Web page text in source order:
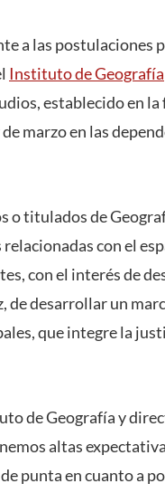
a las postulaciones
Instituto de Geografía
establecido en
marzo en las
o titulados de
con el
con el interés de
de desarrollar un
que integre la
de Geografía y
altas
punta en cuanto a